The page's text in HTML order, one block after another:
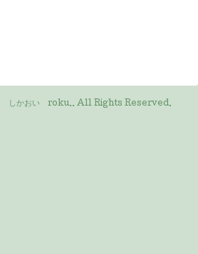
しかおい roku.. All Rights Reserved.